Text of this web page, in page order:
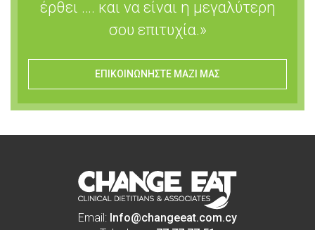
έρθει …. και να είναι η μεγαλύτερη
σου επιτυχία.»
ΕΠΙΚΟΙΝΩΝΗΣΤΕ ΜΑΖΙ ΜΑΣ
Email: Info@changeeat.com.cy